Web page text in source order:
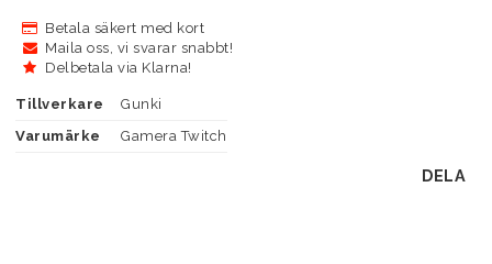
Betala säkert med kort
Maila oss, vi svarar snabbt!
Delbetala via Klarna!
Tillverkare
Gunki
Varumärke
Gamera Twitch
DELA